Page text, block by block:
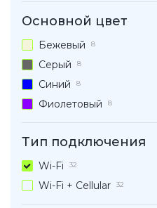
Основной цвет
Бежевый 8
Серый 8
Синий 8
Фиолетовый 8
Тип подключения
Wi-Fi 32
Wi-Fi + Cellular 32